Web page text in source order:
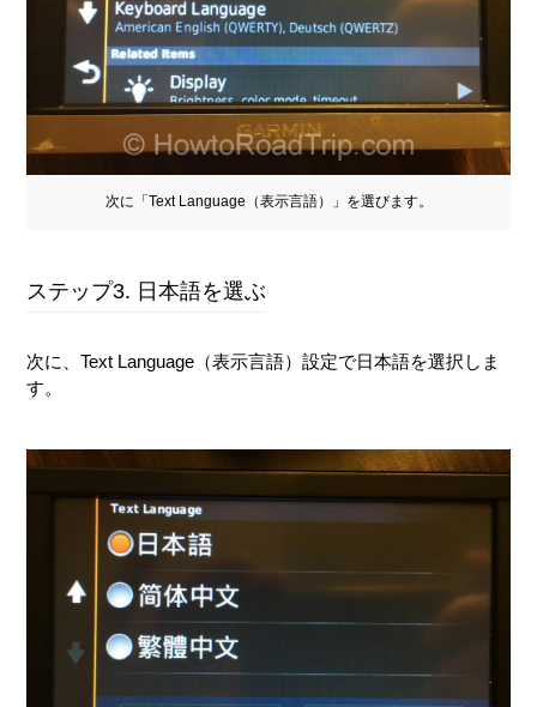
次に「Text Language（表示言語）」を選びます。
ステップ3. 日本語を選ぶ
次に、Text Language（表示言語）設定で日本語を選択しま
す。